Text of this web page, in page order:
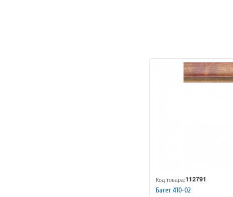
Код товара:112791
Багет 410-02